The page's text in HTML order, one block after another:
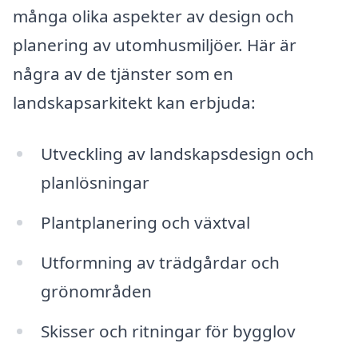
många olika aspekter av design och
planering av utomhusmiljöer. Här är
några av de tjänster som en
landskapsarkitekt kan erbjuda:
Utveckling av landskapsdesign och
planlösningar
Plantplanering och växtval
Utformning av trädgårdar och
grönområden
Skisser och ritningar för bygglov